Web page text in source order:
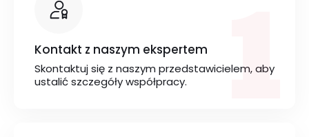
Kontakt z naszym ekspertem
Skontaktuj się z naszym przedstawicielem, aby
ustalić szczegóły współpracy.
1